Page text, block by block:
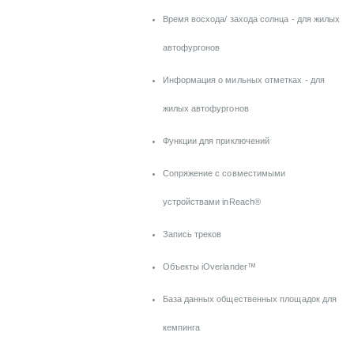
Время восхода/ захода солнца - для жилых
автофургонов
Информация о мильных отметках - для
жилых автофургонов
Функции для приключений
Сопряжение с совместимыми
устройствами inReach®
Запись треков
Объекты iOverlander™
База данных общественных площадок для
кемпинга